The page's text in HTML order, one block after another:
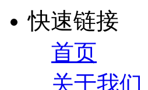
快速链接
首页
关于我们